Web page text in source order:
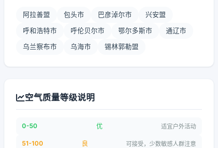
阿拉善盟 包头市 巴彦淖尔市 兴安盟
呼和浩特市 呼伦贝尔市 鄂尔多斯市 通辽市
乌兰察布市 乌海市 锡林郭勒盟
空气质量等级说明
0-50 优 适宜户外活动
51-100 良 可接受，少数敏感人群注意